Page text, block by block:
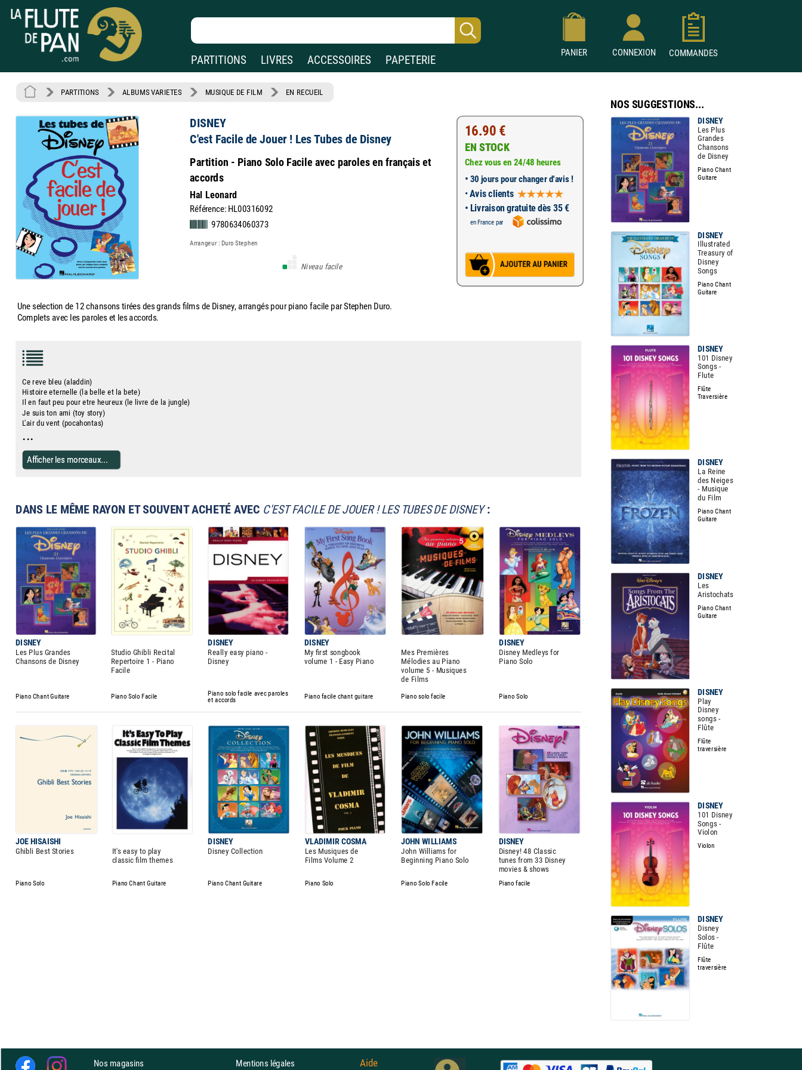
PARTITIONS LIVRES ACCESSOIRES PAPETERIE
PANIER CONNEXION COMMANDES
PARTITIONS ALBUMS VARIETES MUSIQUE DE FILM EN RECUEIL
DISNEY
C'est Facile de Jouer ! Les Tubes de Disney
Partition - Piano Solo Facile avec paroles en français et
accords
Hal Leonard
Référence: HL00316092
9780634060373
Arrangeur : Duro Stephen
Niveau facile
16.90 €
EN STOCK
Chez vous en 24/48 heures
• 30 jours pour changer d'avis !
•Avis clients
• Livraison gratuite dès 35 €
en France par
Une selection de 12 chansons tirées des grands films de Disney, arrangés pour piano facile par Stephen Duro.
Complets avec les paroles et les accords.
Ce reve bleu (aladdin)
Histoire eternelle (la belle et la bete)
Il en faut peu pour etre heureux (le livre de la jungle)
Je suis ton ami (toy story)
L'air du vent (pocahontas)
...
Afficher les morceaux...
DANS LE MÊME RAYON ET SOUVENT ACHETÉ AVEC C'EST FACILE DE JOUER ! LES TUBES DE DISNEY:
DISNEY DISNEY DISNEY DISNEY
Les Plus Grandes
Chansons de Disney
Studio Ghibli Recital
Repertoire 1 - Piano
Facile
Really easy piano -
Disney
My first songbook
volume 1 - Easy Piano
Mes Premières
Mélodies au Piano
volume 5 - Musiques
de Films
Disney Medleys for
Piano Solo
Piano Chant Guitare Piano Solo Facile
Piano solo facile avec paroles
et accords
Piano facile chant guitare Piano solo facile Piano Solo
JOE HISAISHI DISNEY VLADIMIR COSMA JOHN WILLIAMS DISNEY
Ghibli Best Stories
It's easy to play
classic film themes
Disney Collection
Les Musiques de
Films Volume 2
John Williams for
Beginning Piano Solo
Disney! 48 Classic
tunes from 33 Disney
movies & shows
Piano Solo Piano Chant Guitare Piano Chant Guitare Piano Solo Piano Solo Facile Piano facile
NOS SUGGESTIONS...
DISNEY
Les Plus
Grandes
Chansons
de Disney
Piano Chant
Guitare
DISNEY
Illustrated
Treasury of
Disney
Songs
Piano Chant
Guitare
DISNEY
101 Disney
Songs -
Flute
Flûte
Traversière
DISNEY
La Reine
des Neiges
- Musique
du Film
Piano Chant
Guitare
DISNEY
Les
Aristochats
Piano Chant
Guitare
DISNEY
Play
Disney
songs -
Flûte
Flûte
traversière
DISNEY
101 Disney
Songs -
Violon
Violon
DISNEY
Disney
Solos -
Flûte
Flûte
traversière
Nos magasins Mentions légales Aide